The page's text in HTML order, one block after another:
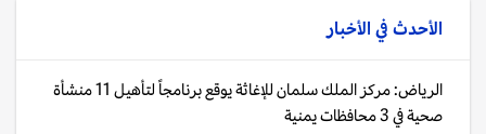
الأحدث في الأخبار
الرياض: مركز الملك سلمان للإغاثة يوقع برنامجاً لتأهيل 11 منشأة
صحية في 3 محافظات يمنية